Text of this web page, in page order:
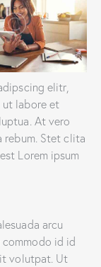
elitr,
ut labore et
At vero
rebum. Stet clita
Lorem ipsum
arcu
commodo id id
volutpat. Ut